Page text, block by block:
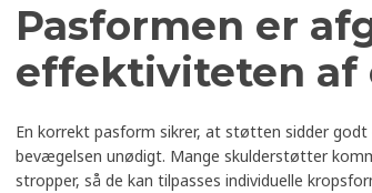
Pasformen er
effektiviteten af
En korrekt pasform sikrer, at støtten sidder
bevægelsen unødigt. Mange skulderstøtter
stropper, så de kan tilpasses individuelle